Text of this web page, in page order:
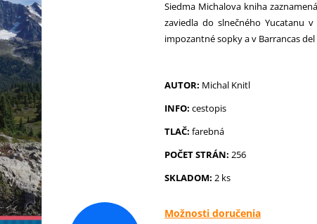
Siedma Michalova kniha
zaviedla do slnečného Yucatanu
impozantné sopky a v Barrancas
AUTOR: Michal Knitl
INFO: cestopis
TLAČ: farebná
POČET STRÁN: 256
SKLADOM: 2 ks
Možnosti doručenia
KRKAHÁJE A ZÁHUMIENKY+
PRAKTICKÁ LAVÍNOVÁ
POCTA
NA VÝSTUP S
Pôvodne: